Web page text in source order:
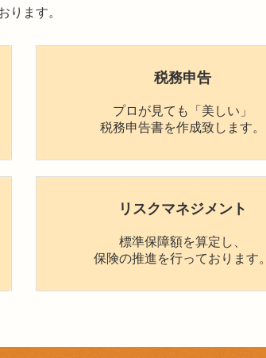
ります。
税務申告
プロが見ても「美しい」
税務申告書を作成致します。
リスクマネジメント
標準保障額を算定し、
保険の推進を行っております。